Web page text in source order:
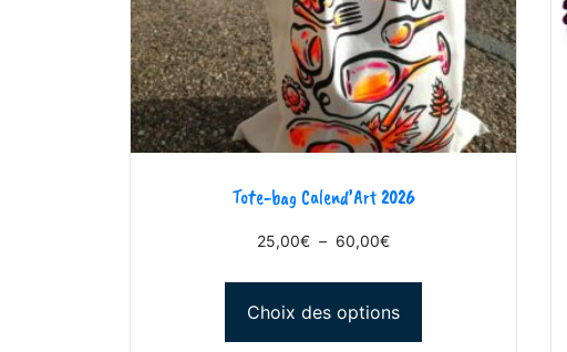
Tote-bag Calend’Art 2026
25,00€ – 60,00€
Choix des options